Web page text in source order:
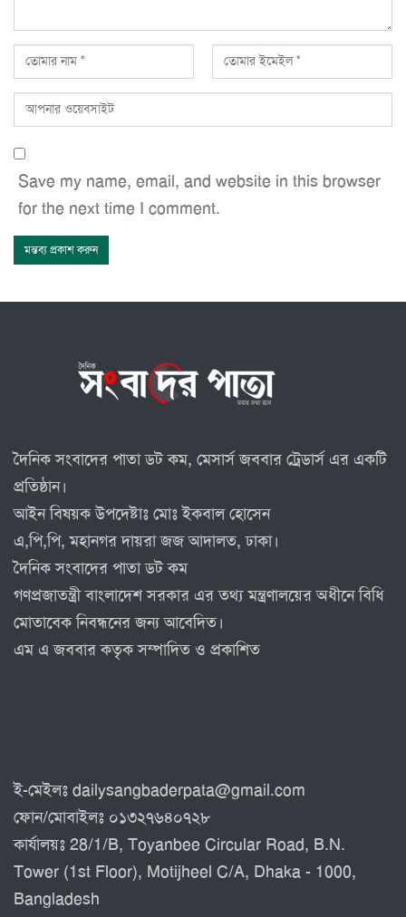
Save my name, email, and website in this browser
for the next time I comment.
দৈনিক সংবাদের পাতা ডট কম, মেসার্স জববার ট্রেডার্স এর একটি
প্রতিষ্ঠান।
আইন বিষয়ক উপদেষ্টাঃ মোঃ ইকবাল হোসেন
এ,পি,পি, মহানগর দায়রা জজ আদালত, ঢাকা।
দৈনিক সংবাদের পাতা ডট কম
গণপ্রজাতন্ত্রী বাংলাদেশ সরকার এর তথ্য মন্ত্রণালয়ের অধীনে বিধি
মোতাবেক নিবন্ধনের জন্য আবেদিত।
এম এ জববার কতৃক সম্পাদিত ও প্রকাশিত
ই-মেইলঃ dailysangbaderpata@gmail.com
ফোন/মোবাইলঃ ০১৩২৭৬৪০৭২৮
কার্যালয়ঃ 28/1/B, Toyanbee Circular Road, B.N.
Tower (1st Floor), Motijheel C/A, Dhaka - 1000,
Bangladesh